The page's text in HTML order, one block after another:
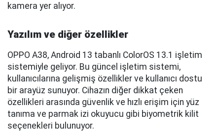
kamera yer alıyor.
Yazılım ve diğer özellikler
OPPO A38, Android 13 tabanlı ColorOS 13.1 işletim
sistemiyle geliyor. Bu güncel işletim sistemi,
kullanıcılarına gelişmiş özellikler ve kullanıcı dostu
bir arayüz sunuyor. Cihazın diğer dikkat çeken
özellikleri arasında güvenlik ve hızlı erişim için yüz
tanıma ve parmak izi okuyucu gibi biyometrik kilit
seçenekleri bulunuyor.